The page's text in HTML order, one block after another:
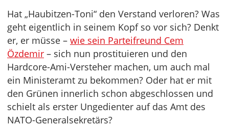
Hat „Haubitzen-Toni“ den Verstand verloren? Was
geht eigentlich in seinem Kopf so vor sich? Denkt
er, er müsse – wie sein Parteifreund Cem
Özdemir – sich nun prostituieren und den
Hardcore-Ami-Versteher machen, um auch mal
ein Ministeramt zu bekommen? Oder hat er mit
den Grünen innerlich schon abgeschlossen und
schielt als erster Ungedienter auf das Amt des
NATO-Generalsekretärs?